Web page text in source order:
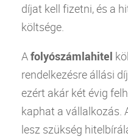
díjat kell fizetni, és a
költsége.
Afolyószámlahitel
rendelkezésre állási
ezért akár két évig
kaphat a vállalkozás.
lesz szükség